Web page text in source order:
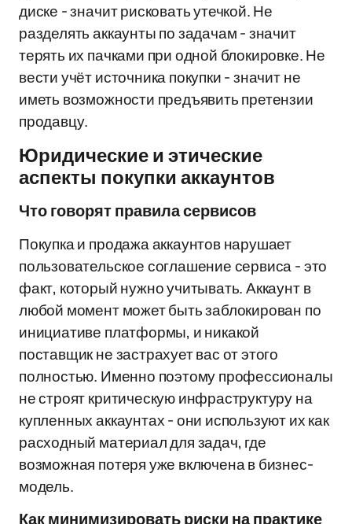
диске - значит рисковать утечкой. Не
разделять аккаунты по задачам - значит
терять их пачками при одной блокировке. Не
вести учёт источника покупки - значит не
иметь возможности предъявить претензии
продавцу.
Юридические и этические
аспекты покупки аккаунтов
Что говорят правила сервисов
Покупка и продажа аккаунтов нарушает
пользовательское соглашение сервиса - это
факт, который нужно учитывать. Аккаунт в
любой момент может быть заблокирован по
инициативе платформы, и никакой
поставщик не застрахует вас от этого
полностью. Именно поэтому профессионалы
не строят критическую инфраструктуру на
купленных аккаунтах - они используют их как
расходный материал для задач, где
возможная потеря уже включена в бизнес-
модель.
Как минимизировать риски на практике